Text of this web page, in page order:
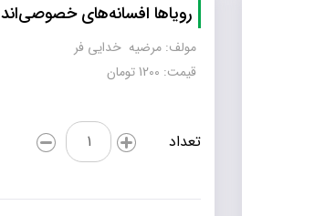
رویاها افسانه‌های خصوصی‌اند
مولف: مرضیه خدایی فر
قیمت: 1200 تومان
تعداد
رویاها
افسانه‌های
عدد